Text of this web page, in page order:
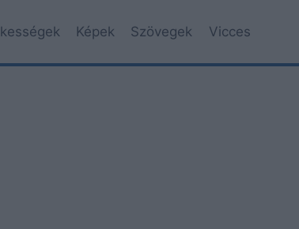
Képek Szövegek Vicces